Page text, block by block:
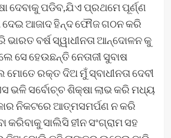
ଦେବାକୁ ପଡିବ,ଯିଏ ପ୍ରଥମେ ପୂର୍ଣ୍ଣ
ଦେଇ ଆଜାଦ ହିନ୍ଦ ଫୌଜ ଗଠନ କରି
ବର୍ଷ ସ୍ୱାଧୀନତା ଆନ୍ଦୋଳନ କୁ
ସେ ହେଉଛନ୍ତି ନେତାଜୀ ସୁବାଷ
ରକ୍ତ ଦିଅ ମୁଁ ସ୍ବାଧୀନତା ଦେବୀ
ଭଳି ସର୍ବୋଚ୍ଚ ଶିକ୍ଷା ଲାଭ କରି ମଧ୍ୟ
ନିକଟରେ ଆତ୍ମସମର୍ପଣ ନ କରି
କରିବାକୁ ସାଲିସି ହୀନ ସଂଗ୍ରାମ ସହ